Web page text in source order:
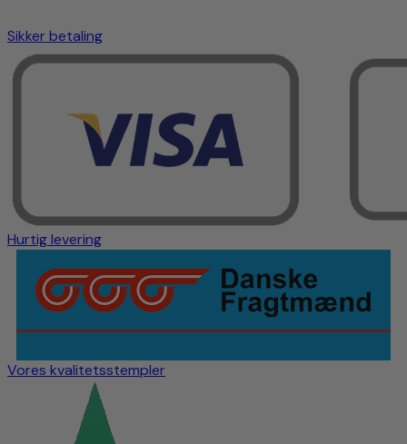
Sikker betaling
Hurtig levering
Vores kvalitetsstempler